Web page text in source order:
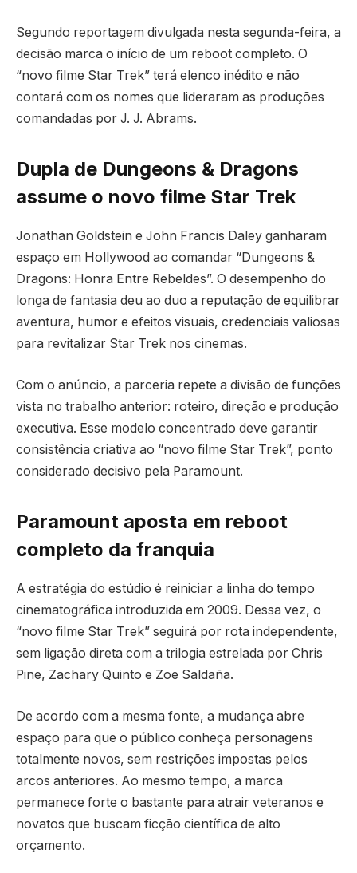
Segundo reportagem divulgada nesta segunda-feira, a
decisão marca o início de um reboot completo. O
“novo filme Star Trek” terá elenco inédito e não
contará com os nomes que lideraram as produções
comandadas por J. J. Abrams.
Dupla de Dungeons & Dragons
assume o novo filme Star Trek
Jonathan Goldstein e John Francis Daley ganharam
espaço em Hollywood ao comandar “Dungeons &
Dragons: Honra Entre Rebeldes”. O desempenho do
longa de fantasia deu ao duo a reputação de equilibrar
aventura, humor e efeitos visuais, credenciais valiosas
para revitalizar Star Trek nos cinemas.
Com o anúncio, a parceria repete a divisão de funções
vista no trabalho anterior: roteiro, direção e produção
executiva. Esse modelo concentrado deve garantir
consistência criativa ao “novo filme Star Trek”, ponto
considerado decisivo pela Paramount.
Paramount aposta em reboot
completo da franquia
A estratégia do estúdio é reiniciar a linha do tempo
cinematográfica introduzida em 2009. Dessa vez, o
“novo filme Star Trek” seguirá por rota independente,
sem ligação direta com a trilogia estrelada por Chris
Pine, Zachary Quinto e Zoe Saldaña.
De acordo com a mesma fonte, a mudança abre
espaço para que o público conheça personagens
totalmente novos, sem restrições impostas pelos
arcos anteriores. Ao mesmo tempo, a marca
permanece forte o bastante para atrair veteranos e
novatos que buscam ficção científica de alto
orçamento.